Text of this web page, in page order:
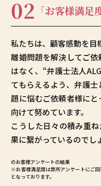
02 「お客様満足
私たちは、顧客感動を目
離婚問題を解決してご
はなく、“弁護士法人
てもらえるよう、弁護
題に悩むご依頼者様に
向けて努めています。
こうした日々の積み重ね
果に繋がっているのでし
のお客様アンケートの結果
※お客様満足度は弊所アンケートにご
となっております。